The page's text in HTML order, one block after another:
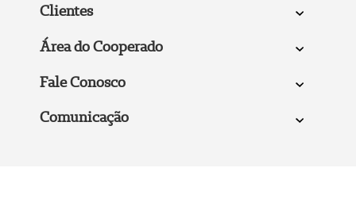
Clientes
Área do Cooperado
Fale Conosco
Comunicação